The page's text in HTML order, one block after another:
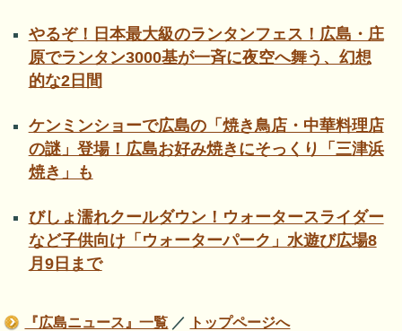
やるぞ！日本最大級のランタンフェス！広島・庄
原でランタン3000基が一斉に夜空へ舞う、幻想
的な2日間
ケンミンショーで広島の「焼き鳥店・中華料理店
の謎」登場！広島お好み焼きにそっくり「三津浜
焼き」も
びしょ濡れクールダウン！ウォータースライダー
など子供向け「ウォーターパーク」水遊び広場8
月9日まで
『広島ニュース』一覧 ／ トップページへ